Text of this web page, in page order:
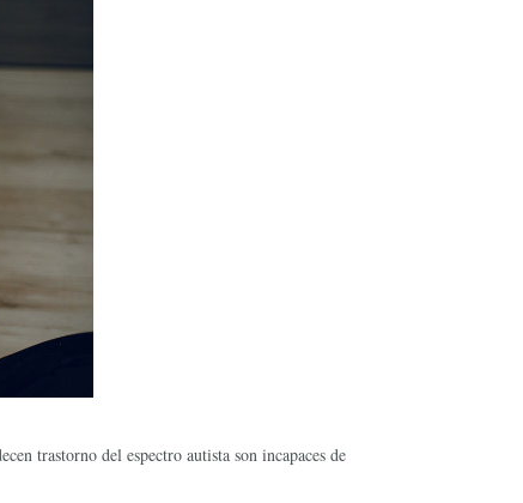
trastorno del espectro autista son incapaces de